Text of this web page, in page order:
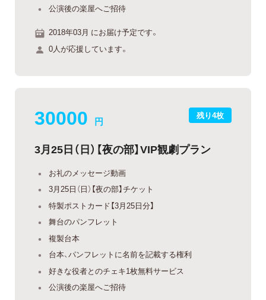
公演後の楽屋へご招待
2018年03月 にお届け予定です。
0人が応援しています。
残り4枚
30000 円
3月25日（日）【夜の部】VIP観劇プラン
お礼のメッセージ動画
3月25日（日）【夜の部】チケット
特製ポストカード【3月25日分】
舞台のパンフレット
複製台本
台本、パンフレットに名前を記載する権利
好きな役者とのチェキ1枚無料サービス
公演後の楽屋へご招待